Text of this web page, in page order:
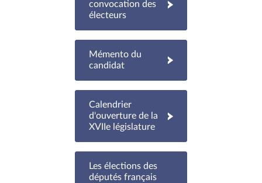
convocation des
électeurs
Mémento du
candidat
Calendrier
d'ouverture de la
XVIIe législature
Les élections des
députés français